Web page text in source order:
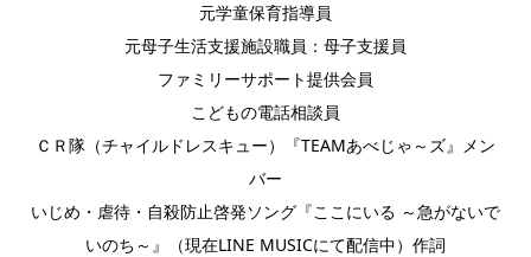
元学童保育指導員
元母子生活支援施設職員：母子支援員
ファミリーサポート提供会員
こどもの電話相談員
ＣＲ隊（チャイルドレスキュー）『TEAMあべじゃ～ズ』メン
バー
いじめ・虐待・自殺防止啓発ソング『ここにいる ～急がないで
いのち～』（現在LINE MUSICにて配信中）作詞